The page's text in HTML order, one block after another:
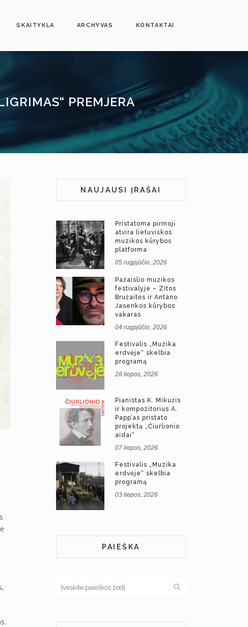
SKAITYKLA ARCHYVAS KONTAKTAI
PREMJERA
NAUJAUSI ĮRAŠAI
Pristatoma pirmoji
atvira lietuviškos
muzikos kūrybos
platforma
05 rugpjūčio, 2026
Pažaislio muzikos
festivalyje – Zitos
Bružaitės ir Antano
Jasenkos kūrybos
vakaras
04 rugpjūčio, 2026
Festivalis „Muzika
erdvėje“ skelbia
programą
28 liepos, 2026
Pianistas K. Mikužis
ir kompozitorius A.
Papp’as pristato
projektą „Čiurlionio
aidai“
07 liepos, 2026
Festivalis „Muzika
erdvėje“ skelbia
programą
03 liepos, 2026
PAIEŠKA